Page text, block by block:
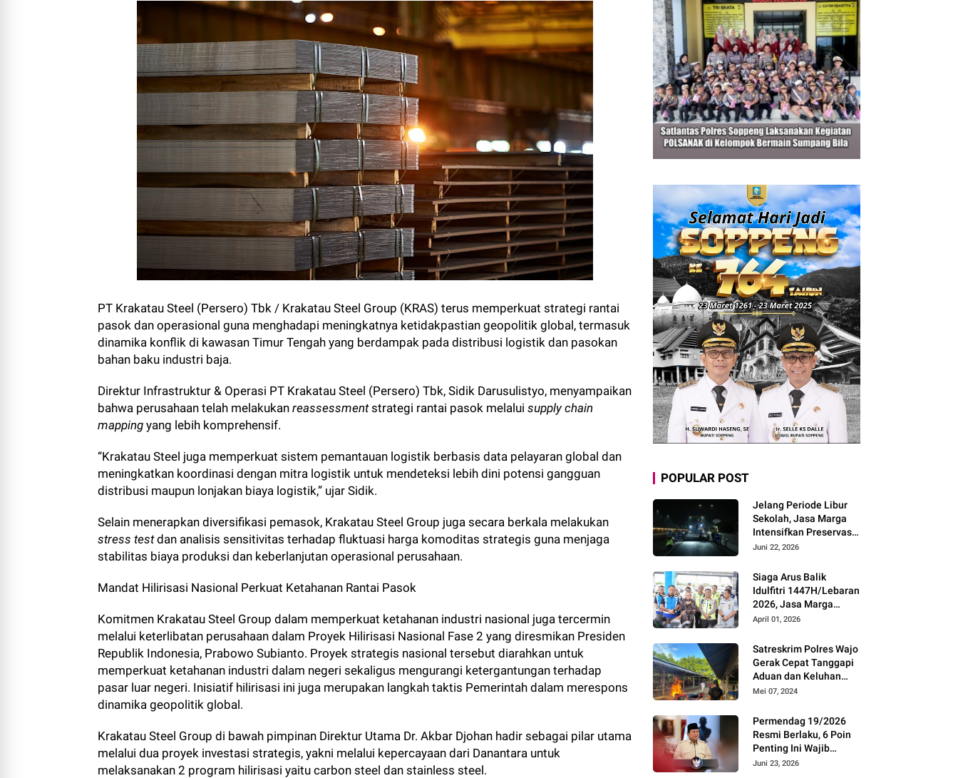
PT Krakatau Steel (Persero) Tbk / Krakatau Steel Group (KRAS) terus memperkuat strategi rantai
pasok dan operasional guna menghadapi meningkatnya ketidakpastian geopolitik global, termasuk
dinamika konflik di kawasan Timur Tengah yang berdampak pada distribusi logistik dan pasokan
bahan baku industri baja.
Direktur Infrastruktur & Operasi PT Krakatau Steel (Persero) Tbk, Sidik Darusulistyo, menyampaikan
bahwa perusahaan telah melakukan reassessmentstrategi rantai pasok melalui supply chain
mapping yang lebih komprehensif.
“Krakatau Steel juga memperkuat sistem pemantauan logistik berbasis data pelayaran global dan
meningkatkan koordinasi dengan mitra logistik untuk mendeteksi lebih dini potensi gangguan
distribusi maupun lonjakan biaya logistik,” ujar Sidik.
Selain menerapkan diversifikasi pemasok, Krakatau Steel Group juga secara berkala melakukan
stress testdan analisis sensitivitas terhadap fluktuasi harga komoditas strategis guna menjaga
stabilitas biaya produksi dan keberlanjutan operasional perusahaan.
Mandat Hilirisasi Nasional Perkuat Ketahanan Rantai Pasok
Komitmen Krakatau Steel Group dalam memperkuat ketahanan industri nasional juga tercermin
melalui keterlibatan perusahaan dalam Proyek Hilirisasi Nasional Fase 2 yang diresmikan Presiden
Republik Indonesia, Prabowo Subianto. Proyek strategis nasional tersebut diarahkan untuk
memperkuat ketahanan industri dalam negeri sekaligus mengurangi ketergantungan terhadap
pasar luar negeri. Inisiatif hilirisasi ini juga merupakan langkah taktis Pemerintah dalam merespons
dinamika geopolitik global.
Krakatau Steel Group di bawah pimpinan Direktur Utama Dr. Akbar Djohan hadir sebagai pilar utama
melalui dua proyek investasi strategis, yakni melalui kepercayaan dari Danantara untuk
melaksanakan 2 program hilirisasi yaitu carbon steel dan stainless steel.
POPULAR POST
Jelang Periode Libur
Sekolah, Jasa Marga
Intensifkan Preservasi
Rutin Jalan Tol untuk
Keamanan dan
Kenyamanan
Perjalanan
Juni 22, 2026
Siaga Arus Balik
Idulfitri 1447H/Lebaran
2026, Jasa Marga
Pastikan Kesiapan
Pemudik Gunakan Rest
Area Alternatif
April 01, 2026
Satreskrim Polres Wajo
Gerak Cepat Tanggapi
Aduan dan Keluhan
Masyarakat Soal Aksi
Mei 07, 2024
Permendag 19/2026
Resmi Berlaku, 6 Poin
Penting Ini Wajib
Diketahui Pengusaha
Juni 23, 2026